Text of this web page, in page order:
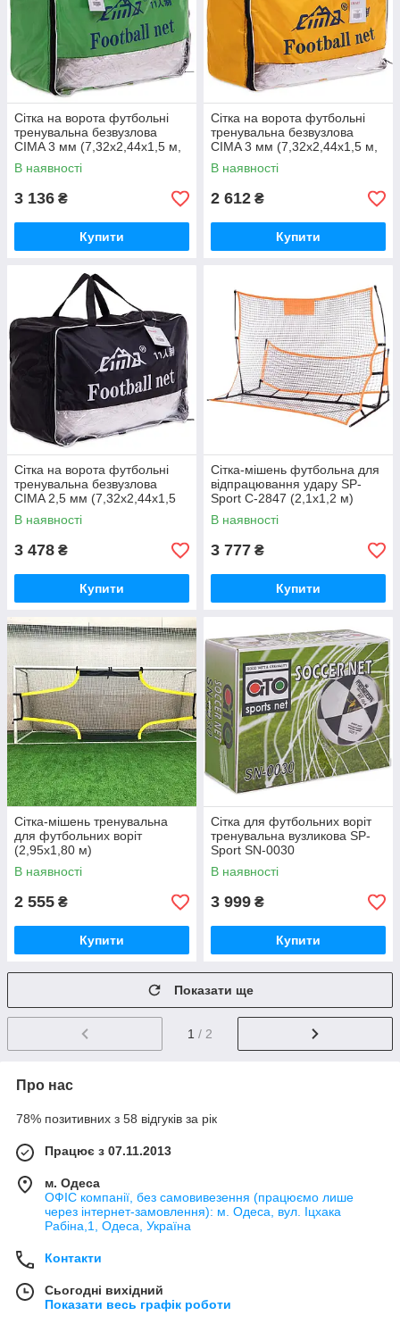
Сітка на ворота футбольні
тренувальна безвузлова
CIMA 3 мм (7,32x2,44x1,5 м,
2 шт.)
В наявності
3 136 ₴
Купити
Сітка на ворота футбольні
тренувальна безвузлова
CIMA 3 мм (7,32x2,44x1,5 м,
2 шт.)
В наявності
2 612 ₴
Купити
Сітка на ворота футбольні
тренувальна безвузлова
CIMA 2,5 мм (7,32x2,44x1,5
м, 2 шт.)
В наявності
3 478 ₴
Купити
Сітка-мішень футбольна для
відпрацювання удару SP-
Sport C-2847 (2,1x1,2 м)
В наявності
3 777 ₴
Купити
Сітка-мішень тренувальна
для футбольних воріт
(2,95x1,80 м)
В наявності
2 555 ₴
Купити
Сітка для футбольних воріт
тренувальна вузликова SP-
Sport SN-0030
(7,32x2,44x1,5м, 2 шт.)
В наявності
3 999 ₴
Купити
Показати ще
1 / 2
Про нас
78% позитивних з 58 відгуків за рік
Працює з 07.11.2013
м. Одеса
ОФІС компанії, без самовивезення (працюємо лише
через інтернет-замовлення): м. Одеса, вул. Іцхака
Рабіна,1, Одеса, Україна
Контакти
Сьогодні вихідний
Показати весь графік роботи